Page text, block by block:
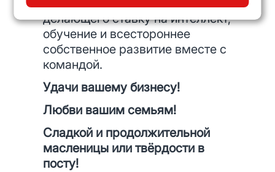
делающего ставку на интеллект,
обучение и всестороннее
собственное развитие вместе с
командой.
Удачи вашему бизнесу!
Любви вашим семьям!
Сладкой и продолжительной
масленицы или твёрдости в
посту!